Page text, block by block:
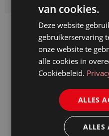
van cookies.
Deze website
gebruikerservaring
onze website te
alle cookies in
Cookiebeleid.
ALLES
ALLES